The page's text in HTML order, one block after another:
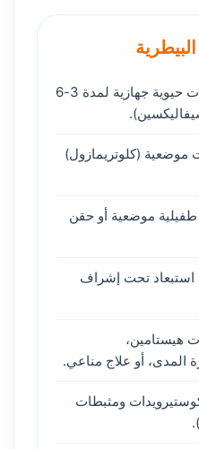
الالتهاب البكتيري: مضادات حيوية جهازية لمدة 3-6
(كلوتريمازول)
طفيلية موضعية أو حقن
استبعاد تحت إشراف
هيستامين،
المدى، أو علاج مناعي.
ومثبطات